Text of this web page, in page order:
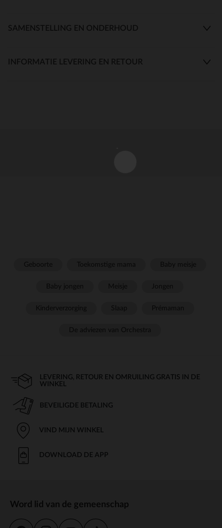
SAMENSTELLING EN ONDERHOUD
INFORMATIE LEVERING EN RETOUR
LEVERING, RETOUR EN OMRUILING GRATIS IN DE
WINKEL
BEVEILIGDE BETALING
VIND MIJN WINKEL
DOWNLOAD DE APP
Word lid van de gemeenschap